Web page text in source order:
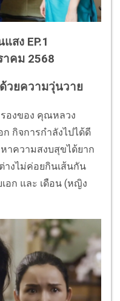
สง EP.1
คม 2568
วยความวุ่นวาย
องของ คุณหลวง
กิจการกำลังไปได้ดี
าความสงบสุขได้ยาก
างไม่ค่อยกินเส้นกัน
อก และ เดือน (หญิง